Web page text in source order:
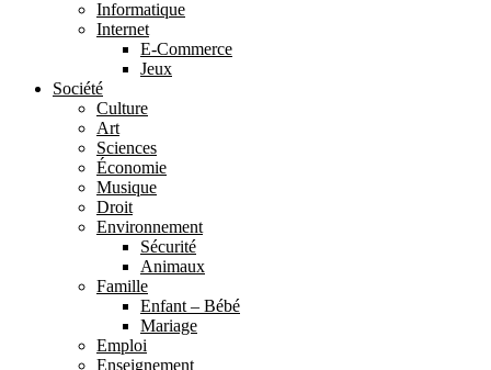
Informatique
Internet
E-Commerce
Jeux
Société
Culture
Art
Sciences
Économie
Musique
Droit
Environnement
Sécurité
Animaux
Famille
Enfant – Bébé
Mariage
Emploi
Enseignement